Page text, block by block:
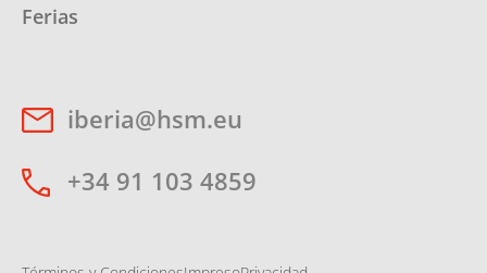
Ferias
iberia@hsm.eu
+34 91 103 4859